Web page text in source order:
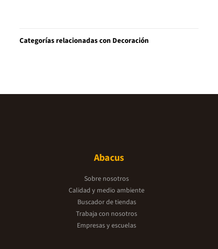
Categorías relacionadas con Decoración
Abacus
Sobre nosotros
Calidad y medio ambiente
Buscador de tiendas
Trabaja con nosotros
Empresas y escuelas